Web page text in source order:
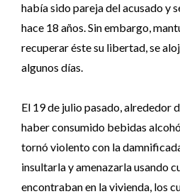
había sido pareja del acusado y
hace 18 años. Sin embargo,
recuperar éste su libertad, se
algunos días.
El 19 de julio pasado, alrededor
haber consumido bebidas
tornó violento con la
insultarla y amenazarla usando
encontraban en la vivienda, los